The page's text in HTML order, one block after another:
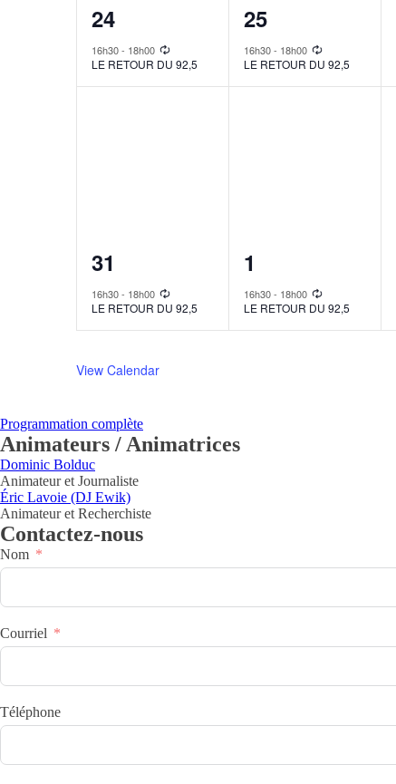
1
event,
24
16h30- 18h00
LE RETOUR DU 92,5
1
event,
25
16h30- 18h00
LE RETOUR DU 92,5
1
event,
31
16h30- 18h00
LE RETOUR DU 92,5
1
event,
1
16h30- 18h00
LE RETOUR DU 92,5
View Calendar
Programmation complète
Animateurs / Animatrices
Dominic Bolduc
Animateur et Journaliste
Éric Lavoie (DJ Ewik)
Animateur et Recherchiste
Contactez-nous
Nom
Courriel
Téléphone